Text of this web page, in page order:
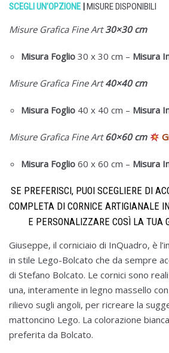
SCEGLI UN’OPZIONE MISURE DISPONIBILI
Misure Grafica Fine Art30×30 cm
Misura Foglio 30 x 30 cm – Misura
Misure Grafica Fine Art40×40 cm
Misura Foglio 40 x 40 cm – Misura
Misure Grafica Fine Art60×60 cm
Misura Foglio 60 x 60 cm – Misura
SE PREFERISCI, PUOI SCEGLIERE DI
COMPLETA DI CORNICE ARTIGIANALE
E PERSONALIZZARE COSÌ LA TUA
Giuseppe, il corniciaio di InQuadro, è
in stile Lego-Bolcato che da sempre
di Stefano Bolcato. Le cornici sono
una, interamente in legno massello
rilievo sugli angoli, per ricreare la
mattoncino Lego. La colorazione
preferita da Bolcato.